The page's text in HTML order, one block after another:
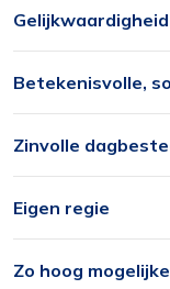
Om het gebruik
Gelijkwaardigheid
Betekenisvolle,
Zinvolle
Eigen regie
Zo hoog